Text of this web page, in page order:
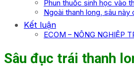
Phun thuốc sinh học vào
Ngoài thanh long, sâu
Kết luận
ECOM – NÔNG NGHIỆP
Sâu đục trái thanh